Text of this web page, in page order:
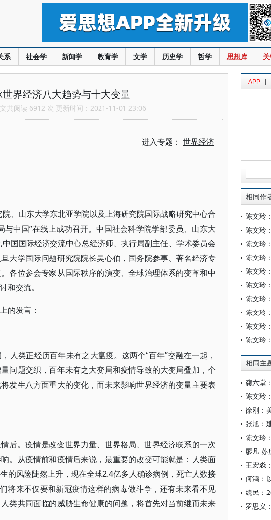
系 社会学 新闻学 教育学 文学 历史学 哲学 思想库
世界经济八大趋势与十大变量
共阅读 6912 次 更新时间：2021-11-01 23:06
进入专题： 世界经济
、山东大学东北亚学院以及上海研究院国际战略研究中心合
与中国”在线上成功召开。中国社会科学院学部委员、山东大
国国际经济交流中心总经济师、执行局副主任、学术委员会
大学国际问题研究院院长吴心伯，国务院参事、著名经济专
各位参会专家从国际秩序的演变、全球治理体系的变革和中
和交流。
的发言：
人类正经历百年未有之大瘟疫。这两个“百年”交融在一起，
问题交织，百年未有之大变局和疫情导致的大变局叠加，个
发生八方面重大的变化，而未来影响世界经济的变量主要表
后。疫情是改变世界力量、世界格局、世界经济联系的一次
。从疫情前和疫情后来说，最重要的改变可能就是：人类面
的风险陡然上升，现在全球2.4亿多人确诊病例，死亡人数接
将来不仅要和新冠疫情这样的病毒做斗争，还有未来看不见
类共同面临的威胁生命健康的问题，将首先对当前继而未来
APP |
相同作
相同主
徐刚：
张旭：
王宏淼
魏民：
罗思义